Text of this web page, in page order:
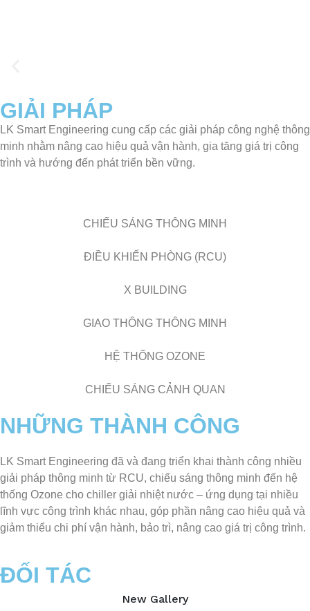
minh.
Khám
phá
giải
Khám Phá
Giải Pháp
>>
đến 80% khí
Ozone giúp diệt
khuẩn, ngăn rong
rêu, giảm ăn mòn
và kéo dài tuổi
thọ tháp giải
GIẢI PHÁP
LK Smart Engineering cung cấp các giải pháp công nghệ thông
minh nhằm nâng cao hiệu quả vận hành, gia tăng giá trị công
trình và hướng đến phát triển bền vững.
CHIẾU SÁNG THÔNG MINH
ĐIỀU KHIỂN PHÒNG (RCU)
X BUILDING
GIAO THÔNG THÔNG MINH
HỆ THỐNG OZONE
CHIẾU SÁNG CẢNH QUAN
NHỮNG THÀNH CÔNG
LK Smart Engineering đã và đang triển khai thành công nhiều
giải pháp thông minh từ RCU, chiếu sáng thông minh đến hệ
thống Ozone cho chiller giải nhiệt nước – ứng dụng tại nhiều
lĩnh vực công trình khác nhau, góp phần nâng cao hiệu quả và
giảm thiểu chi phí vận hành, bảo trì, nâng cao giá trị công trình.
ĐỐI TÁC
New Gallery